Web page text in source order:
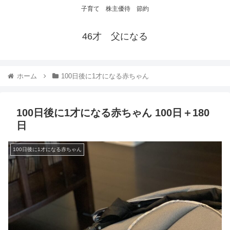
子育て 株主優待 節約
46才 父になる
ホーム 100日後に1才になる赤ちゃん
100日後に1才になる赤ちゃん 100日＋180
日
100日後に1才になる赤ちゃん